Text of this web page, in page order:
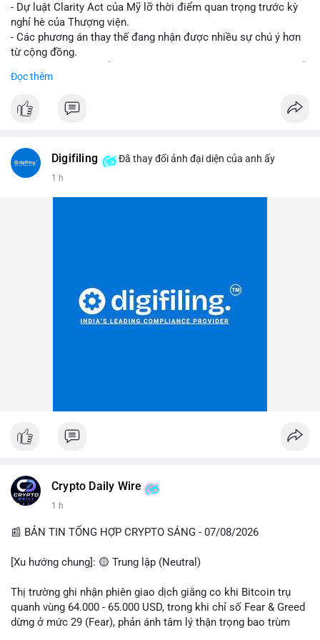
- Dự luật Clarity Act của Mỹ lỡ thời điểm quan trọng trước kỳ
nghỉ hè của Thượng viện.
- Các phương án thay thế đang nhận được nhiều sự chú ý hơn
từ cộng đồng.
về pháp lý.
#binancesquare
#vlikevn #titanbot
Đọc thêm
Digifiling Đã thay đổi ảnh đại diện của anh ấy
1 h
Crypto Daily Wire
1 h
📰 BẢN TIN TỔNG HỢP CRYPTO SÁNG - 07/08/2026
[Xu hướng chung]: 🟡 Trung lập (Neutral)
Thị trường ghi nhận phiên giao dịch giằng co khi Bitcoin trụ
quanh vùng 64.000 - 65.000 USD, trong khi chỉ số Fear & Greed
dừng ở mức 29 (Fear), phản ánh tâm lý thận trọng bao trùm